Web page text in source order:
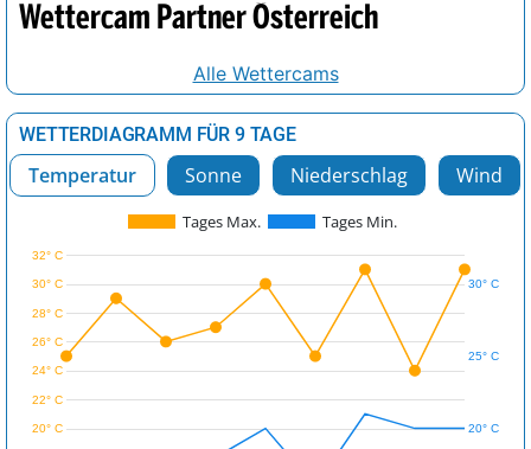
Wettercam Partner Österreich
Alle Wettercams
WETTERDIAGRAMM FÜR 9 TAGE
Temperatur Sonne Niederschlag Wind
Tages Max. Tages Min.
20° C
22° C
24° C
26° C
28° C
30° C
32° C
20° C
25° C
30° C